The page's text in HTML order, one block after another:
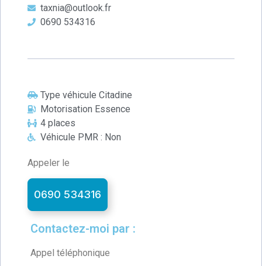
taxnia@outlook.fr
0690 534316
Type véhicule Citadine
Motorisation Essence
4 places
Véhicule PMR : Non
Appeler le
0690 534316
Contactez-moi par :
Appel téléphonique